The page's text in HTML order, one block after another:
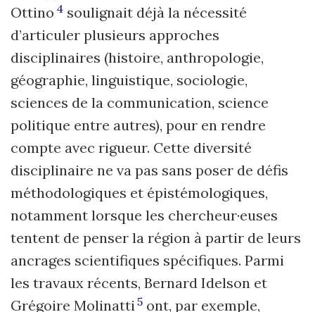
Ottino 4 soulignait déjà la nécessité
d’articuler plusieurs approches
disciplinaires (histoire, anthropologie,
géographie, linguistique, sociologie,
sciences de la communication, science
politique entre autres), pour en rendre
compte avec rigueur. Cette diversité
disciplinaire ne va pas sans poser de défis
méthodologiques et épistémologiques,
notamment lorsque les chercheur·euses
tentent de penser la région à partir de leurs
ancrages scientifiques spécifiques. Parmi
les travaux récents, Bernard Idelson et
Grégoire Molinatti5 ont, par exemple,